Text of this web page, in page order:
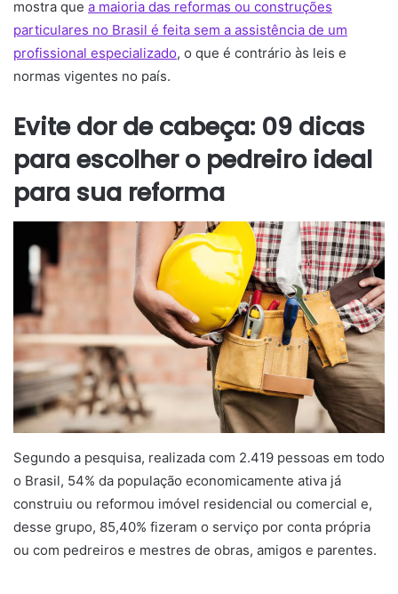
mostra que a maioria das reformas ou construções
particulares no Brasil é feita sem a assistência de um
profissional especializado, o que é contrário às leis e
normas vigentes no país.
Evite dor de cabeça: 09 dicas
para escolher o pedreiro ideal
para sua reforma
Segundo a pesquisa, realizada com 2.419 pessoas em todo
o Brasil, 54% da população economicamente ativa já
construiu ou reformou imóvel residencial ou comercial e,
desse grupo, 85,40% fizeram o serviço por conta própria
ou com pedreiros e mestres de obras, amigos e parentes.